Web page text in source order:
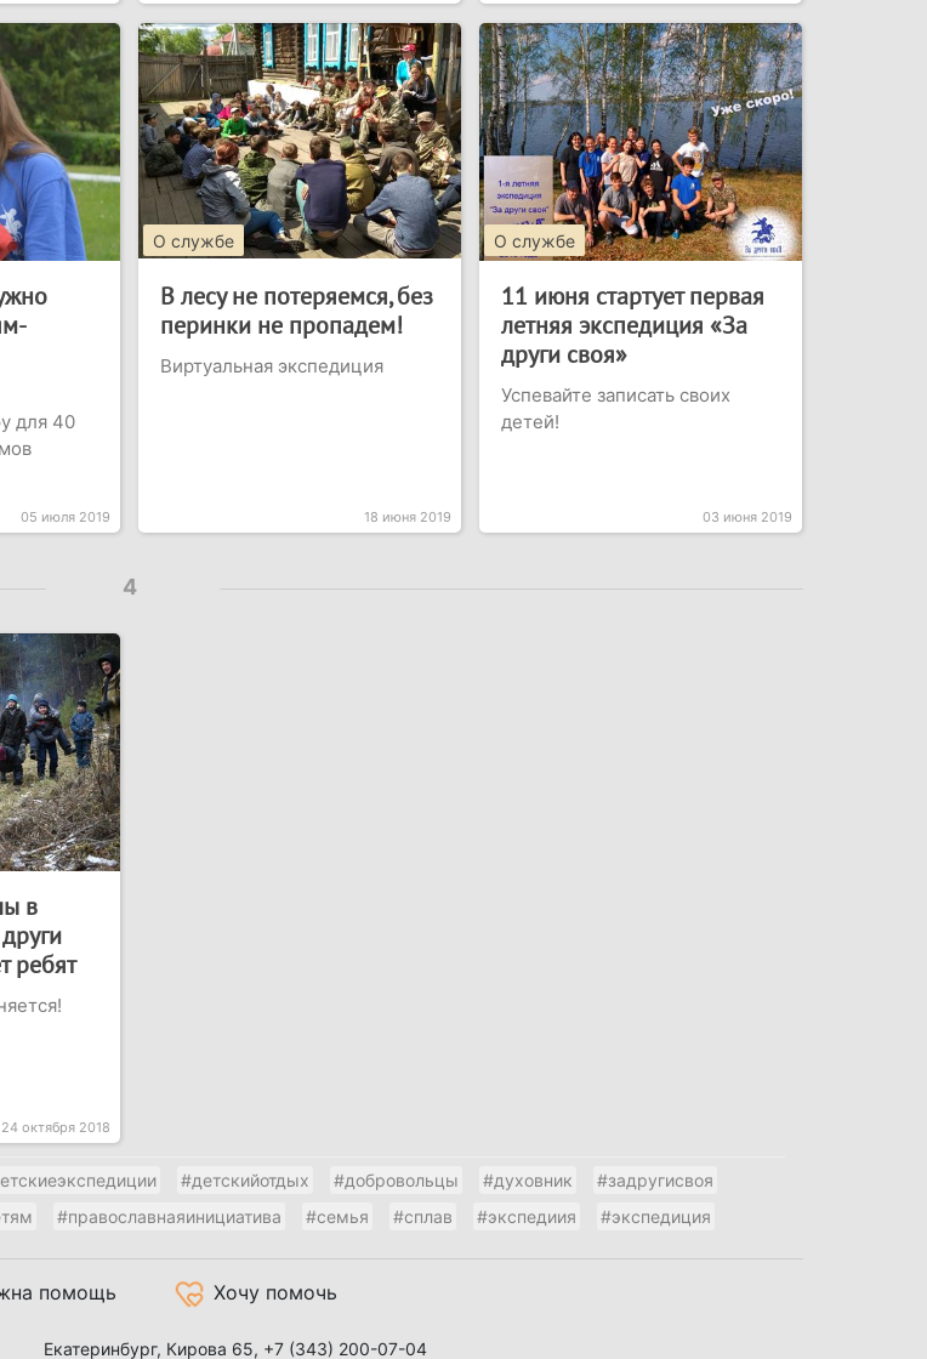
для 40
05 июля 2019
О службе
В лесу не потеряемся, без
перинки не пропадем!
Виртуальная экспедиция
18 июня 2019
О службе
11 июня стартует первая
летняя экспедиция «За
други своя»
Успевайте записать своих
детей!
03 июня 2019
4
в
ребят
24 октября 2018
#детскийотдых #добровольцы #духовник
#задругисвоя
#православнаяинициатива #семья #сплав #экспедиия #экспедиция
помощь Хочу помочь
Екатеринбург, Кирова 65, +7 (343) 200-07-04